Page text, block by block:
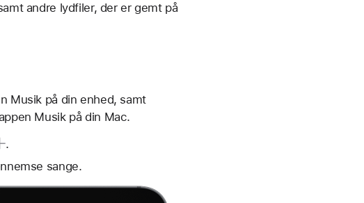
andre lydfiler, der er gemt på
Musik på din enhed, samt
Musik på din Mac.
.
sange.